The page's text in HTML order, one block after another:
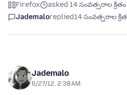
Firefox
asked 14 సంవత్సరాల క్రితం
Jademaloreplied14 సంవత్సరాల
Jademalo
6/27/12, 2:38 AM